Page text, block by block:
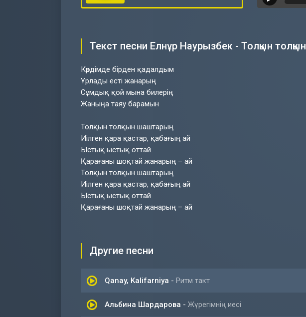
Текст песни Елнұр Наурызбек - Толқын толқын
Көрдімде бірден қадалдым
Ұрлады есті жанарың
Сұмдық қой мына билерің
Жаныңа таяу барамын
Толқын толқын шаштарың
Иілген қара қастар, қабағың ай
Ыстық ыстық оттай
Қарағаны шоқтай жанарың – ай
Толқын толқын шаштарың
Иілген қара қастар, қабағың ай
Ыстық ыстық оттай
Қарағаны шоқтай жанарың – ай
Другие песни
Qanay, Kalifarniya - Ритм такт
Альбина Шардарова - Жүрегімнің иесі